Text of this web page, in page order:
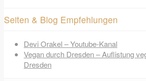
Seiten & Blog Empfehlungen
Devi Orakel – Youtube-Kanal
Vegan durch Dresden – Auflistung
Dresden